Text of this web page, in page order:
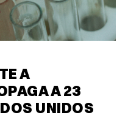
A
A 23
UNIDOS